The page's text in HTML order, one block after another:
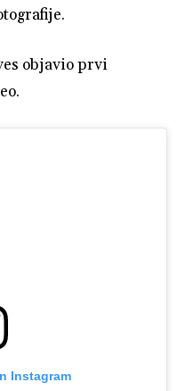
objavio prvi
Instagram